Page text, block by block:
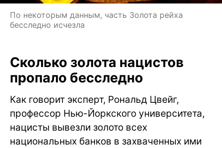
По некоторым данным, часть Золота рейха
бесследно исчезла
Сколько золота нацистов
пропало бесследно
Как говорит эксперт, Рональд Цвейг,
профессор Нью-Йоркского университета,
нацисты вывезли золото всех
национальных банков в захваченных ими